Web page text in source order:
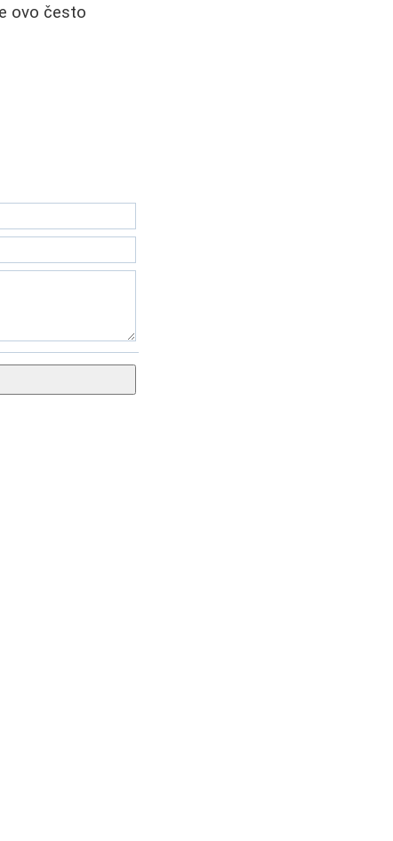
ovo često